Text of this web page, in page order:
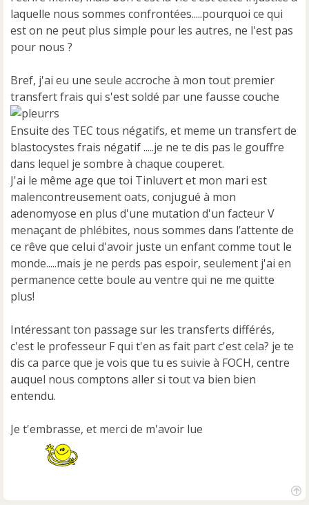
laquelle nous sommes confrontées.....pourquoi ce qui
est on ne peut plus simple pour les autres, ne l'est pas
pour nous ?
Bref, j'ai eu une seule accroche à mon tout premier
transfert frais qui s'est soldé par une fausse couche
Ensuite des TEC tous négatifs, et meme un transfert de
blastocystes frais négatif .....je ne te dis pas le gouffre
dans lequel je sombre à chaque couperet.
J'ai le même age que toi Tinluvert et mon mari est
malencontreusement oats, conjugué à mon
adenomyose en plus d'une mutation d'un facteur V
menaçant de phlébites, nous sommes dans l’attente de
ce rêve que celui d'avoir juste un enfant comme tout le
monde.....mais je ne perds pas espoir, seulement j'ai en
permanence cette boule au ventre qui ne me quitte
plus!
Intéressant ton passage sur les transferts différés,
c'est le professeur F qui t'en as fait part c'est cela? je te
dis ca parce que je vois que tu es suivie à FOCH, centre
auquel nous comptons aller si tout va bien bien
entendu.
Je t'embrasse, et merci de m'avoir lue